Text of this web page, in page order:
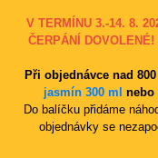
V TERMÍNU 3.-14. 8.
ČERPÁNÍ
Při objednávce nad
jasmín 300 ml nebo
Do balíčku přidáme
objednávky se